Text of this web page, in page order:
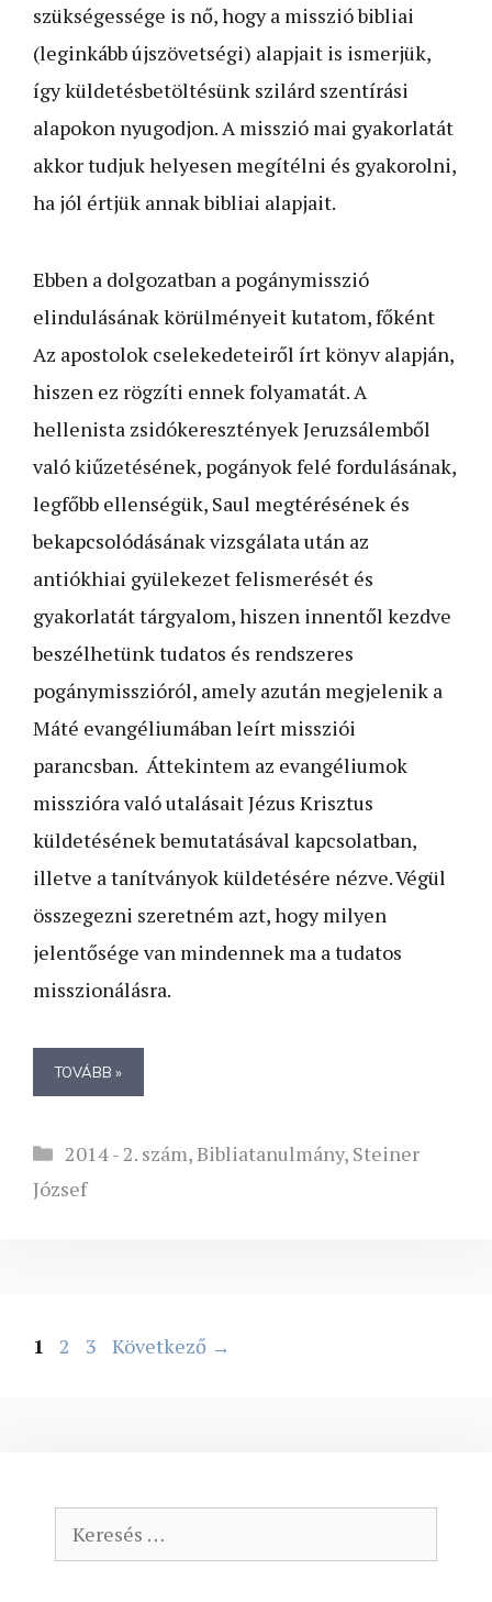
szükségessége is nő, hogy a misszió bibliai
(leginkább újszövetségi) alapjait is ismerjük,
így küldetésbetöltésünk szilárd szentírási
alapokon nyugodjon. A misszió mai gyakorlatát
akkor tudjuk helyesen megítélni és gyakorolni,
ha jól értjük annak bibliai alapjait.
Ebben a dolgozatban a pogánymisszió
elindulásának körülményeit kutatom, főként
Az apostolok cselekedeteiről írt könyv alapján,
hiszen ez rögzíti ennek folyamatát. A
hellenista zsidókeresztények Jeruzsálemből
való kiűzetésének, pogányok felé fordulásának,
legfőbb ellenségük, Saul megtérésének és
bekapcsolódásának vizsgálata után az
antiókhiai gyülekezet felismerését és
gyakorlatát tárgyalom, hiszen innentől kezdve
beszélhetünk tudatos és rendszeres
pogánymisszióról, amely azután megjelenik a
Máté evangéliumában leírt missziói
parancsban. Áttekintem az evangéliumok
misszióra való utalásait Jézus Krisztus
küldetésének bemutatásával kapcsolatban,
illetve a tanítványok küldetésére nézve. Végül
összegezni szeretném azt, hogy milyen
jelentősége van mindennek ma a tudatos
misszionálásra.
TOVÁBB »
Kategória
2014 - 2. szám,Bibliatanulmány, Steiner
József
Oldal
1 Oldal
2 Oldal
3 Következő →
Keresés: